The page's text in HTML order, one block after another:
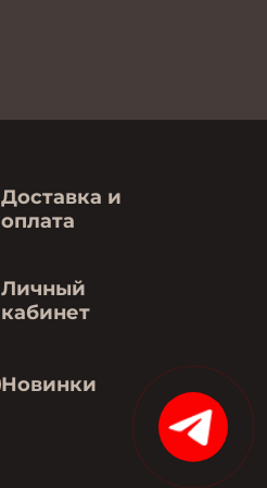
Доставка и
оплата
Личный
кабинет
Новинки